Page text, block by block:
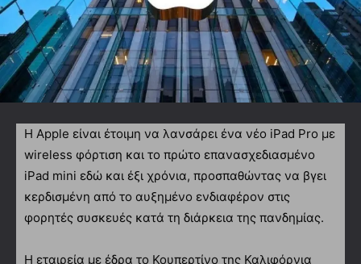
H Αpple είναι έτοιμη να λανσάρει ένα νέο iPad Pro με
wireless φόρτιση και το πρώτο επανασχεδιασμένο
iPad mini εδώ και έξι χρόνια, προσπαθώντας να βγει
κερδισμένη από το αυξημένο ενδιαφέρον στις
φορητές συσκευές κατά τη διάρκεια της πανδημίας.
Η εταιρεία με έδρα το Κουπερτίνο της Καλιφόρνια